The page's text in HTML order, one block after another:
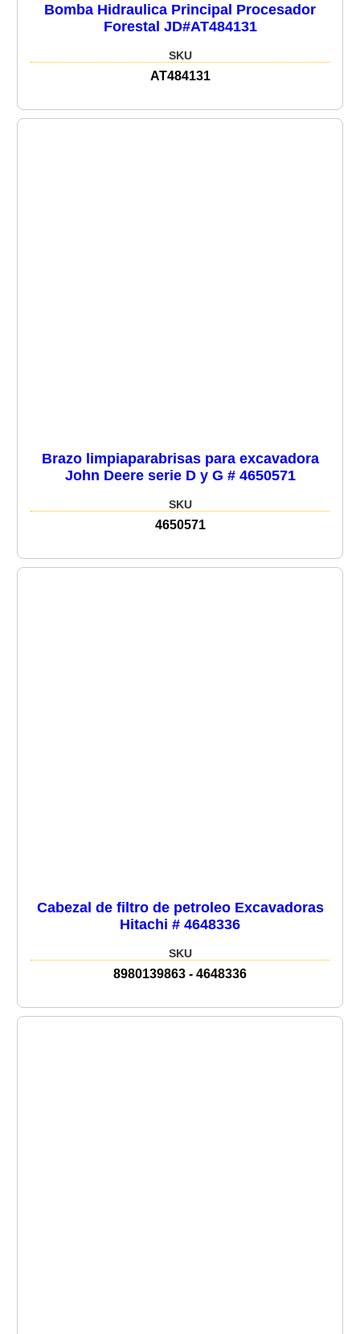
Bomba Hidraulica Principal Procesador
Forestal JD#AT484131
SKU
AT484131
Brazo limpiaparabrisas para excavadora
John Deere serie D y G # 4650571
SKU
4650571
Cabezal de filtro de petroleo Excavadoras
Hitachi # 4648336
SKU
8980139863 - 4648336